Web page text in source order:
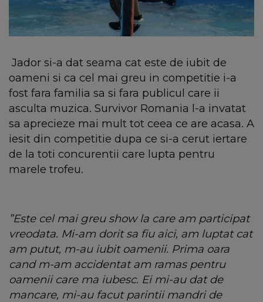
Jador si-a dat seama cat este de iubit de
oameni si ca cel mai greu in competitie i-a
fost fara familia sa si fara publicul care ii
asculta muzica. Survivor Romania l-a invatat
sa aprecieze mai mult tot ceea ce are acasa. A
iesit din competitie dupa ce si-a cerut iertare
de la toti concurentii care lupta pentru
marele trofeu.
”Este cel mai greu show la care am participat
vreodata. Mi-am dorit sa fiu aici, am luptat cat
am putut, m-au iubit oamenii. Prima oara
cand m-am accidentat am ramas pentru
oamenii care ma iubesc. Ei mi-au dat de
mancare, mi-au facut parintii mandri de